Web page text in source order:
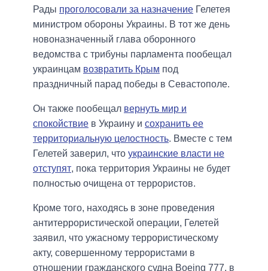
Рады проголосовали за назначение Гелетея
министром обороны Украины. В тот же день
новоназначенный глава оборонного
ведомства с трибуны парламента пообещал
украинцам возвратить Крым под
праздничный парад победы в Севастополе.
Он также пообещал вернуть мир и
спокойствие в Украину и сохранить ее
территориальную целостность. Вместе с тем
Гелетей заверил, что украинские власти не
отступят, пока территория Украины не будет
полностью очищена от террористов.
Кроме того, находясь в зоне проведения
антитеррористической операции, Гелетей
заявил, что ужасному террористическому
акту, совершенному террористами в
отношении гражданского судна Boeing 777, в